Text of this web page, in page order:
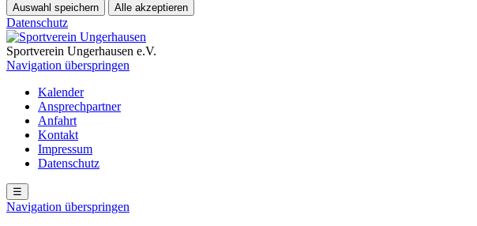
Auswahl speichern Alle akzeptieren
Datenschutz
Sportverein Ungerhausen e.V.
Navigation überspringen
Kalender
Ansprechpartner
Anfahrt
Kontakt
Impressum
Datenschutz
☰
Navigation überspringen